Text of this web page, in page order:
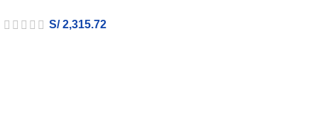
S/2,315.72